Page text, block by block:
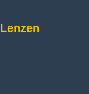
Lenzen